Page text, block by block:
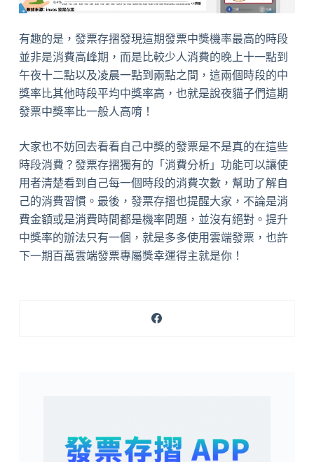
有趣的是，發票存摺發現這期發票中獎機率最高的時段
並非是消費高峰期，而是比較少人消費的晚上十一點到
午夜十二點以及凌晨一點到兩點之間，這兩個時段的中
獎率比其他時段平均中獎率高，也就是說夜貓子們這期
發票中獎率比一般人高唷！
大家也不妨回去看看自己中獎的發票是不是真的在這些
時段消費？發票存摺獨有的「消費分析」功能可以讓使
用者清楚看到自己每一個時段的消費次數，幫助了解自
己的消費習慣。最後，發票存摺也提醒大家，不論是消
費金額或是消費時間都是機率問題，並沒有絕對。提升
中獎率的辦法只有一個，就是多多使用雲端發票，也許
下一期百萬雲端發票專屬獎幸運得主就是你！